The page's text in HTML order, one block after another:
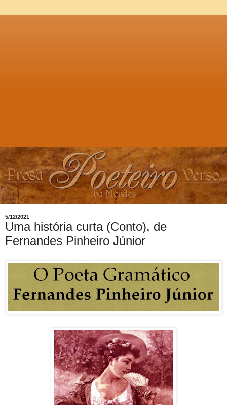
5/12/2021
Uma história curta (Conto), de
Fernandes Pinheiro Júnior